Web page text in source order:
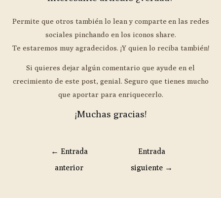
Permite que otros también lo lean y comparte en las redes
sociales pinchando en los iconos share.
Te estaremos muy agradecidos. ¡Y quien lo reciba también!
Si quieres dejar algún comentario que ayude en el
crecimiento de este post, genial. Seguro que tienes mucho
que aportar para enriquecerlo.
¡Muchas gracias!
← Entrada
anterior
Entrada
siguiente →